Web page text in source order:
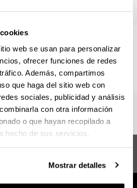
web se usan para personalizar
ofrecer funciones de redes
Además, compartimos
que haga del sitio web con
sociales, publicidad y análisis
con otra información
o que hayan recopilado a
hecho de sus servicios.
Mostrar detalles
en Ingeniería
Sugerencias y